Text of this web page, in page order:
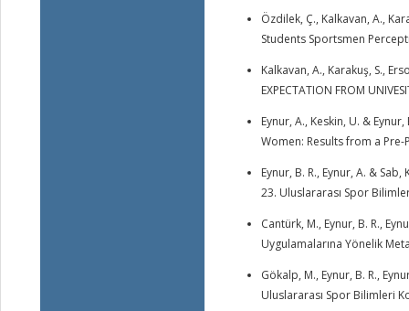
Özdilek, Ç., Kalkavan, A.,
Students Sportsmen
Kalkavan, A., Karakuş, S.,
EXPECTATION FROM
Eynur, A., Keskin, U. &
Women: Results from a Pre-
Eynur, B. R., Eynur, A. &
23. Uluslararası Spor
Cantürk, M., Eynur, B. R.,
Uygulamalarına Yönelik
Gökalp, M., Eynur, B. R.,
Uluslararası Spor Bilimleri